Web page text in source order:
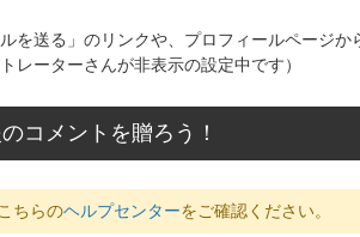
を送る」のリンクや、プロフィールページか
レーターさんが非表示の設定中です）
コメントを贈ろう！
ちらのヘルプセンターをご確認ください。